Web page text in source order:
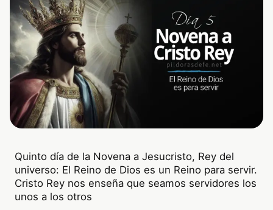
Quinto día de la Novena a Jesucristo, Rey del
universo: El Reino de Dios es un Reino para servir.
Cristo Rey nos enseña que seamos servidores los
unos a los otros